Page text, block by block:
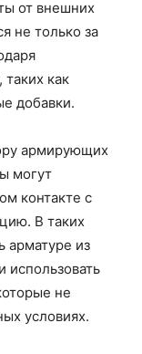
от внешних
не только за
как
добавки.
армирующих
могут
контакте с
В таких
арматуре из
использовать
не
условиях.